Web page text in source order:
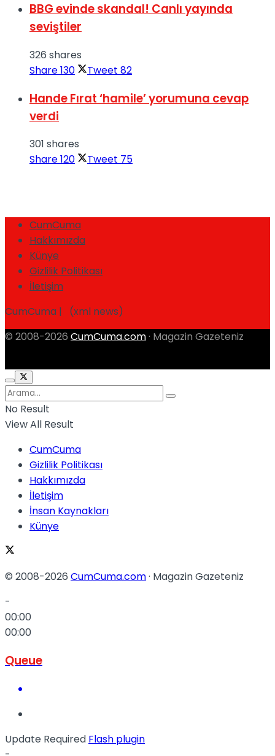
BBG evinde skandal! Canlı yayında
seviştiler
326 shares
Share130 Tweet 82
Hande Fırat ‘hamile’ yorumuna cevap
verdi
301 shares
Share120 Tweet 75
CumCuma
Hakkımızda
Künye
Gizlilik Politikası
İletişim
CumCuma | (xml news)
© 2008-2026 CumCuma.com · Magazin Gazeteniz
No Result
View All Result
CumCuma
Gizlilik Politikası
Hakkımızda
İletişim
İnsan Kaynakları
Künye
© 2008-2026 CumCuma.com· Magazin Gazeteniz
-
00:00
00:00
Queue
Update Required Flash plugin